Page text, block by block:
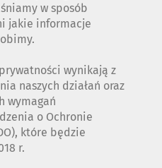
w sposób
jakie informacje
wynikają z
naszych działań oraz
wymagań
o Ochronie
które będzie
r.